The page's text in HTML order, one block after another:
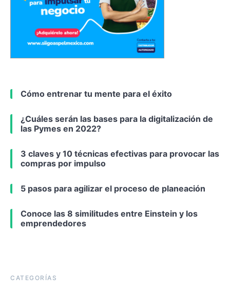
Cómo entrenar tu mente para el éxito
¿Cuáles serán las bases para la digitalización de
las Pymes en 2022?
3 claves y 10 técnicas efectivas para provocar las
compras por impulso
5 pasos para agilizar el proceso de planeación
Conoce las 8 similitudes entre Einstein y los
emprendedores
CATEGORÍAS